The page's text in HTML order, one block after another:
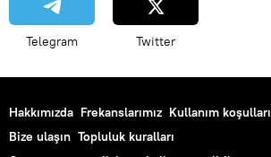
Telegram Twitter
Hakkımızda Frekanslarımız Kullanım koşulları
Bize ulaşın Topluluk kuralları